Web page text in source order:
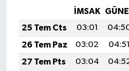
İMSAK
25 Tem Cts
03:01
26 Tem Paz
03:02 04:51
27 Tem Pts
03:04